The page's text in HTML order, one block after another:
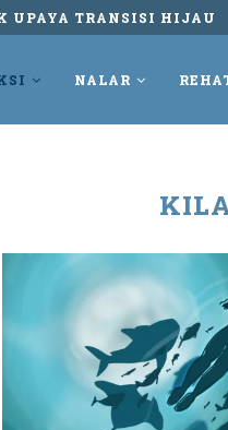
UPAYA TRANSISI HIJAU
NALAR